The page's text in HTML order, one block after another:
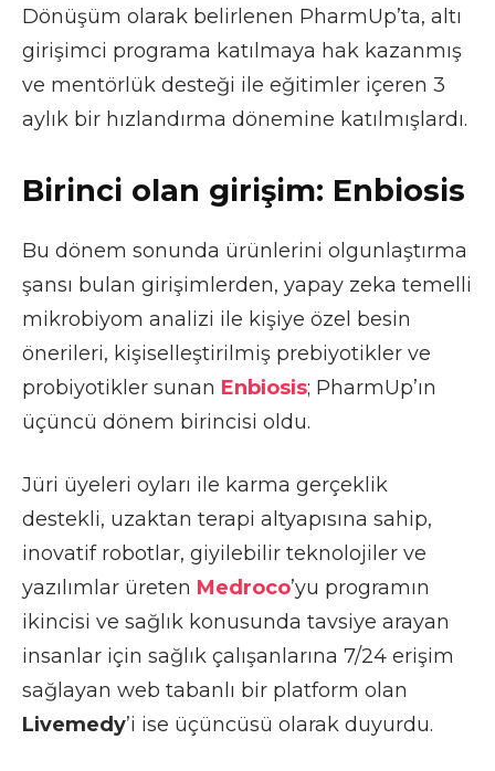
Dönüşüm olarak belirlenen PharmUp’ta, altı
girişimci programa katılmaya hak kazanmış
ve mentörlük desteği ile eğitimler içeren 3
aylık bir hızlandırma dönemine katılmışlardı.
Birinci olan girişim: Enbiosis
Bu dönem sonunda ürünlerini olgunlaştırma
şansı bulan girişimlerden, yapay zeka temelli
mikrobiyom analizi ile kişiye özel besin
önerileri, kişiselleştirilmiş prebiyotikler ve
probiyotikler sunan Enbiosis; PharmUp’ın
üçüncü dönem birincisi oldu.
Jüri üyeleri oyları ile karma gerçeklik
destekli, uzaktan terapi altyapısına sahip,
inovatif robotlar, giyilebilir teknolojiler ve
yazılımlar üreten Medroco’yu programın
ikincisi ve sağlık konusunda tavsiye arayan
insanlar için sağlık çalışanlarına 7/24 erişim
sağlayan web tabanlı bir platform olan
Livemedy’i ise üçüncüsü olarak duyurdu.